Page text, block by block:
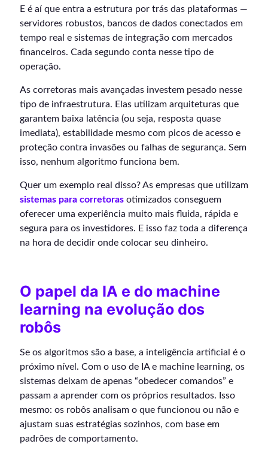
E é aí que entra a estrutura por trás das plataformas —
servidores robustos, bancos de dados conectados em
tempo real e sistemas de integração com mercados
financeiros. Cada segundo conta nesse tipo de
operação.
As corretoras mais avançadas investem pesado nesse
tipo de infraestrutura. Elas utilizam arquiteturas que
garantem baixa latência (ou seja, resposta quase
imediata), estabilidade mesmo com picos de acesso e
proteção contra invasões ou falhas de segurança. Sem
isso, nenhum algoritmo funciona bem.
Quer um exemplo real disso? As empresas que utilizam
sistemas para corretoras otimizados conseguem
oferecer uma experiência muito mais fluida, rápida e
segura para os investidores. E isso faz toda a diferença
na hora de decidir onde colocar seu dinheiro.
O papel da IA e do machine
learning na evolução dos
robôs
Se os algoritmos são a base, a inteligência artificial é o
próximo nível. Com o uso de IA e machine learning, os
sistemas deixam de apenas “obedecer comandos” e
passam a aprender com os próprios resultados. Isso
mesmo: os robôs analisam o que funcionou ou não e
ajustam suas estratégias sozinhos, com base em
padrões de comportamento.